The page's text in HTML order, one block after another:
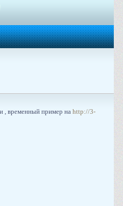
, временный пример на http://3-